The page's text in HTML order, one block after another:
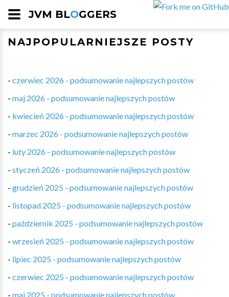
JVM BLOGGERS
NAJPOPULARNIEJSZE POSTY
- czerwiec 2026 - podsumowanie najlepszych postów
- maj 2026 - podsumowanie najlepszych postów
- kwiecień 2026 - podsumowanie najlepszych postów
- marzec 2026 - podsumowanie najlepszych postów
- luty 2026 - podsumowanie najlepszych postów
- styczeń 2026 - podsumowanie najlepszych postów
- grudzień 2025 - podsumowanie najlepszych postów
- listopad 2025 - podsumowanie najlepszych postów
- październik 2025 - podsumowanie najlepszych postów
- wrzesień 2025 - podsumowanie najlepszych postów
- lipiec 2025 - podsumowanie najlepszych postów
- czerwiec 2025 - podsumowanie najlepszych postów
- maj 2025 - podsumowanie najlepszych postów